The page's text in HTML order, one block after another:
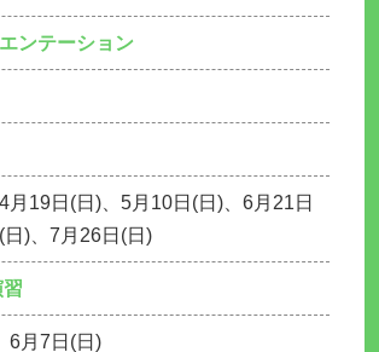
ンテーション
月19日(日)、5月10日(日)、6月21日
)、7月26日(日)
6月7日(日)